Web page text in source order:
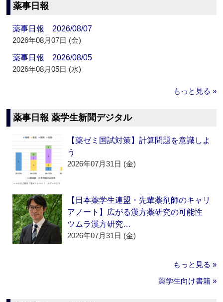
薬事日報
薬事日報 2026/08/07
2026年08月07日 (金)
薬事日報 2026/08/05
2026年08月05日 (水)
もっと見る »
薬事日報 薬学生新聞デジタル
【薬ゼミ国試対策】計算問題を意識しよ
う
2026年07月31日 (金)
【日本薬学生連盟・先輩薬剤師のキャリ
アノート】広がる漢方薬研究の可能性
ツムラ漢方研究…
2026年07月31日 (金)
もっと見る »
薬学生向け書籍 »